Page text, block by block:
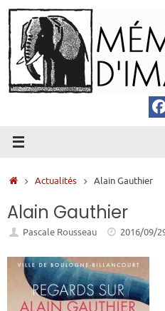
Passer
au
contenu
Accueil
Actualités Alain Gauthier
Alain Gauthier
Pascale Rousseau 2016/09/